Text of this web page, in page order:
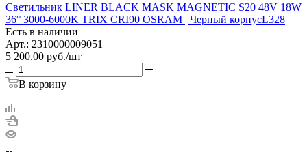
Светильник LINER BLACK MASK MAGNETIC S20 48V 18W
36° 3000-6000K TRIX CRI90 OSRAM | Черный корпусL328
Есть в наличии
Арт.: 2310000009051
5 200.00 руб./шт
В корзину